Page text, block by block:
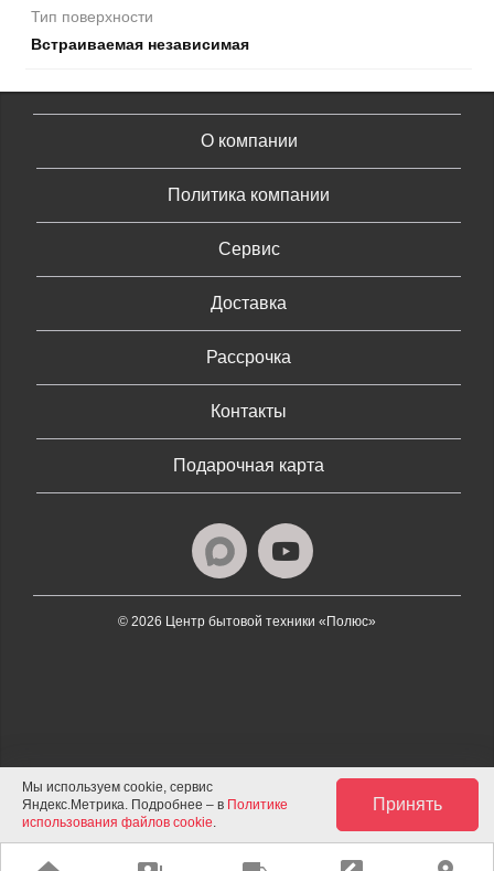
Тип поверхности
Встраиваемая независимая
О компании
Политика компании
Сервис
Доставка
Рассрочка
Контакты
Подарочная карта
© 2026 Центр бытовой техники «Полюс»
Мы используем cookie, сервис
Яндекс.Метрика. Подробнее – в Политике
использования файлов cookie.
Принять